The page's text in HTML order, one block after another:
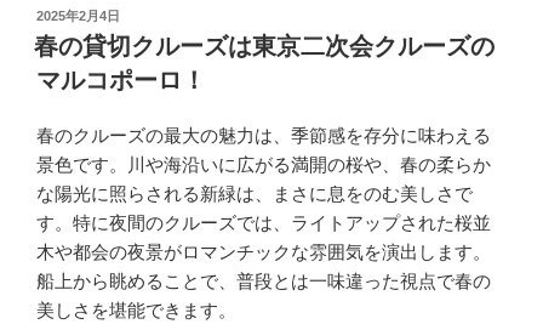
投
稿
日:
2025年2月4日
春の貸切クルーズは東京二次会クルーズの
マルコポーロ！
春のクルーズの最大の魅力は、季節感を存分に味わえる
景色です。川や海沿いに広がる満開の桜や、春の柔らか
な陽光に照らされる新緑は、まさに息をのむ美しさで
す。特に夜間のクルーズでは、ライトアップされた桜並
木や都会の夜景がロマンチックな雰囲気を演出します。
船上から眺めることで、普段とは一味違った視点で春の
美しさを堪能できます。